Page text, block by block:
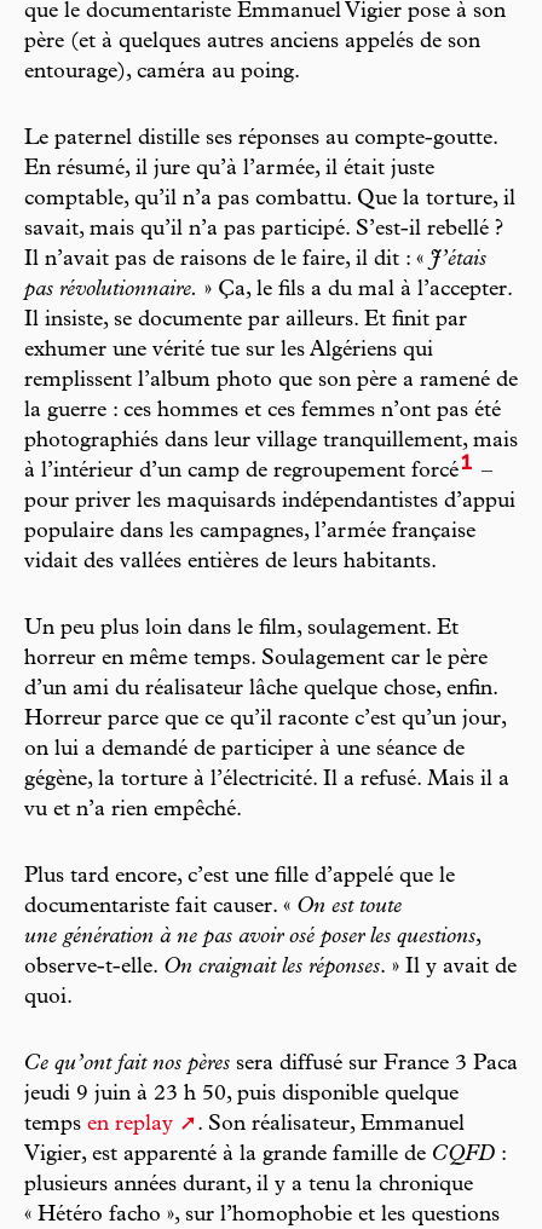
que le documentariste Emmanuel Vigier pose à son
père (et à quelques autres anciens appelés de son
entourage), caméra au poing.
Le paternel distille ses réponses au compte-goutte.
En résumé, il jure qu’à l’armée, il était juste
comptable, qu’il n’a pas combattu. Que la torture, il
savait, mais qu’il n’a pas participé. S’est-il rebellé ?
Il n’avait pas de raisons de le faire, il dit : « J’étais
pas révolutionnaire. » Ça, le fils a du mal à l’accepter.
Il insiste, se documente par ailleurs. Et finit par
exhumer une vérité tue sur les Algériens qui
remplissent l’album photo que son père a ramené de
la guerre : ces hommes et ces femmes n’ont pas été
photographiés dans leur village tranquillement, mais
à l’intérieur d’un camp de regroupement forcé1 –
pour priver les maquisards indépendantistes d’appui
populaire dans les campagnes, l’armée française
vidait des vallées entières de leurs habitants.
Un peu plus loin dans le film, soulagement. Et
horreur en même temps. Soulagement car le père
d’un ami du réalisateur lâche quelque chose, enfin.
Horreur parce que ce qu’il raconte c’est qu’un jour,
on lui a demandé de participer à une séance de
gégène, la torture à l’électricité. Il a refusé. Mais il a
vu et n’a rien empêché.
Plus tard encore, c’est une fille d’appelé que le
documentariste fait causer. « On est toute
une génération à ne pas avoir osé poser les questions,
observe-t-elle. On craignait les réponses. » Il y avait de
quoi.
Ce qu’ont fait nos pères sera diffusé sur France 3 Paca
jeudi 9 juin à 23 h 50, puis disponible quelque
temps en replay
. Son réalisateur, Emmanuel
Vigier, est apparenté à la grande famille de CQFD :
plusieurs années durant, il y a tenu la chronique
« Hétéro facho », sur l’homophobie et les questions